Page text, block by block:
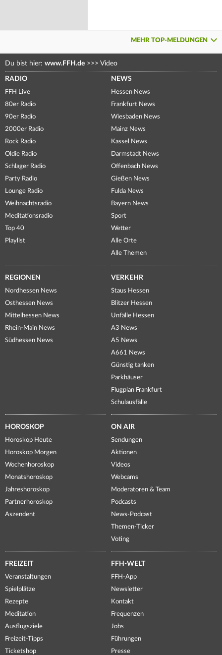
MEHR TOP-MELDUNGEN
Du bist hier: www.FFH.de >>> Video
RADIO
FFH Live
80er Radio
90er Radio
2000er Radio
Rock Radio
Oldie Radio
Schlager Radio
Party Radio
Lounge Radio
Weihnachtsradio
Meditationsradio
Top 40
Playlist
NEWS
Hessen News
Frankfurt News
Wiesbaden News
Mainz News
Kassel News
Darmstadt News
Offenbach News
Gießen News
Fulda News
Bayern News
Sport
Wetter
Alle Orte
Alle Themen
REGIONEN
Nordhessen News
Osthessen News
Mittelhessen News
Rhein-Main News
Südhessen News
VERKEHR
Staus Hessen
Blitzer Hessen
Unfälle Hessen
A3 News
A5 News
A661 News
Günstig tanken
Parkhäuser
Flugplan Frankfurt
Schulausfälle
HOROSKOP
Horoskop Heute
Horoskop Morgen
Wochenhoroskop
Monatshoroskop
Jahreshoroskop
Partnerhoroskop
Aszendent
ON AIR
Sendungen
Aktionen
Videos
Webcams
Moderatoren & Team
Podcasts
News-Podcast
Themen-Ticker
Voting
FREIZEIT
Veranstaltungen
Spielplätze
Rezepte
Meditation
Ausflugsziele
Freizeit-Tipps
Ticketshop
FFH-WELT
FFH-App
Newsletter
Kontakt
Frequenzen
Jobs
Führungen
Presse